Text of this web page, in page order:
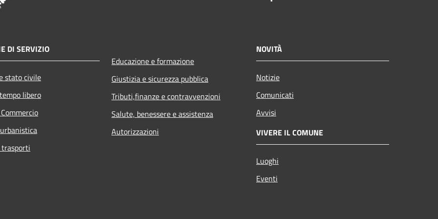
DI SERVIZIO
stato civile
libero
Educazione e formazione
Giustizia e sicurezza pubblica
Tributi,finanze e contravvenzioni
Salute, benessere e assistenza
Autorizzazioni
NOVITÀ
Notizie
Comunicati
Avvisi
VIVERE IL COMUNE
Luoghi
Eventi